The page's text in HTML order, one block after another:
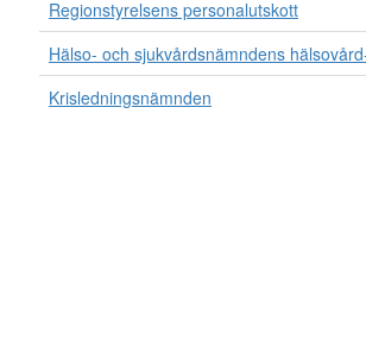
Regionstyrelsens personalutskott
Hälso- och sjukvårdsnämndens
Krisledningsnämnden